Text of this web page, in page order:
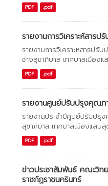
PDF .pdf
รายงานการวิเคราะห์สารป
รายงานการวิเคราะห์สารป
ช่างสุขาภิบาล เทศบาลเมืองแ
PDF .pdf
รายงานศูนย์ปรับปรุงคุณ
รายงานประจำปีศูนย์ปรับป
สุขาภิบาล เทศบาลเมืองแสนสุ
PDF .pdf
ข่าวประชาสัมพันธ์ คณะวิท
ราชภัฏราชนครินทร์